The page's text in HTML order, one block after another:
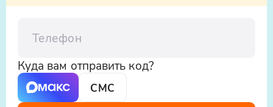
Куда вам отправить код?
СМС